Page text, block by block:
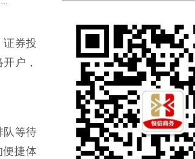
证券投
户，
队等待
捷体